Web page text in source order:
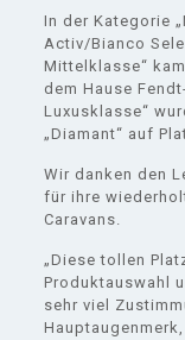
In der Kategorie
Activ/Bianco
Mittelklasse“
dem Hause
Luxusklasse“
„Diamant“ auf
Wir danken den
für ihre
Caravans.
„Diese tollen
Produktauswahl
sehr viel